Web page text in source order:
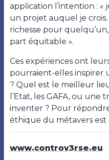
application l’intention :
un projet auquel je crois.
richesse pour
part équitable ».
Ces expériences ont
pourraient-elles inspirer
? Quel est le meilleur
l’Etat, les GAFA, ou une
inventer ? Pour
éthique du métavers est
www.controv3rse.eu